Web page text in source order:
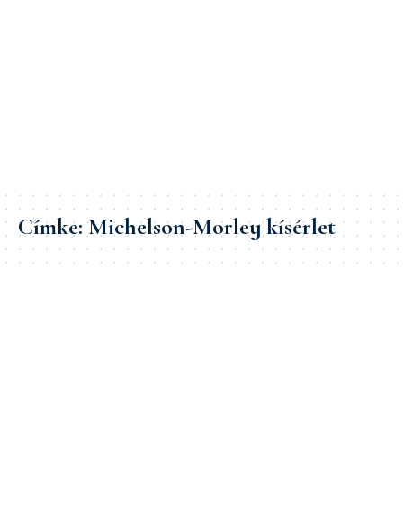
Címke:Michelson-Morley kísérlet